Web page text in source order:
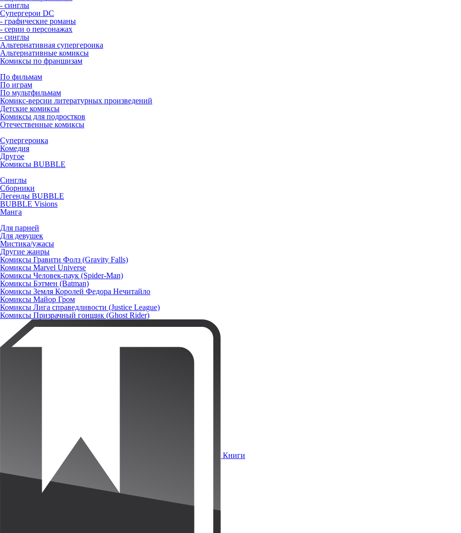
- синглы
Супергерои DC
- графические романы
- серии о персонажах
- синглы
Альтернативная супергероика
Альтернативные комиксы
Комиксы по франшизам
По фильмам
По играм
По мультфильмам
Комикс-версии литературных произведений
Детские комиксы
Комиксы для подростков
Отечественные комиксы
Супергероика
Комедия
Другое
Комиксы BUBBLE
Синглы
Сборники
Легенды BUBBLE
BUBBLE Visions
Манга
Для парней
Для девушек
Мистика/ужасы
Другие жанры
Комиксы Гравити Фолз (Gravity Falls)
Комиксы Marvel Universe
Комиксы Человек-паук (Spider-Man)
Комиксы Бэтмен (Batman)
Комиксы Земля Королей Федора Нечитайло
Комиксы Майор Гром
Комиксы Лига справедливости (Justice League)
Комиксы Призрачный гонщик (Ghost Rider)
Книги